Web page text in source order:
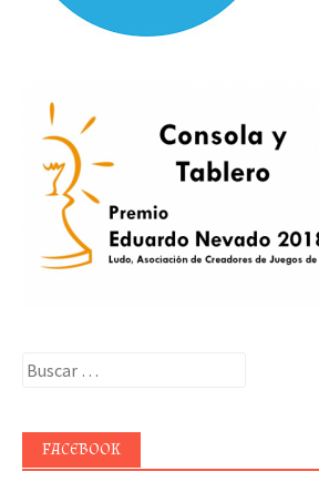
Buscar:
FACEBOOK